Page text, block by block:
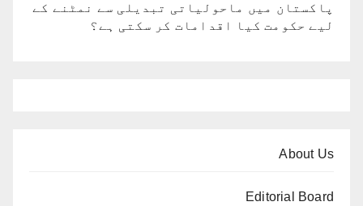
پاکستان میں ماحولیاتی تبدیلی سے نمٹنے کے
لیے حکومت کیا اقدامات کر سکتی ہے؟
About Us
Editorial Board